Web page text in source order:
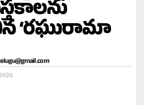
‘రఘురామా